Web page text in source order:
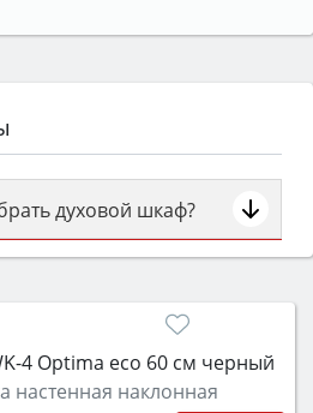
духовой шкаф?
с типом (газовый или
объём 50–70 л для семьи,
гриль, самоочистка,
4 Optima eco 60 см черный
настенная наклонная